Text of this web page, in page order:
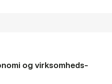
og virksomheds­